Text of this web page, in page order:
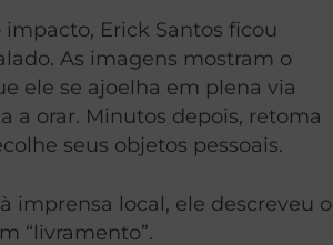
impacto, Erick Santos ficou
As imagens mostram o
ele se ajoelha em plena via
a orar. Minutos depois, retoma
seus objetos pessoais.
imprensa local, ele descreveu o
“livramento”.